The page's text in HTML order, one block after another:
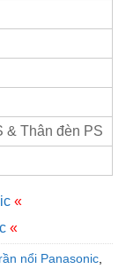
& Thân đèn PS
«
«
nổi Panasonic